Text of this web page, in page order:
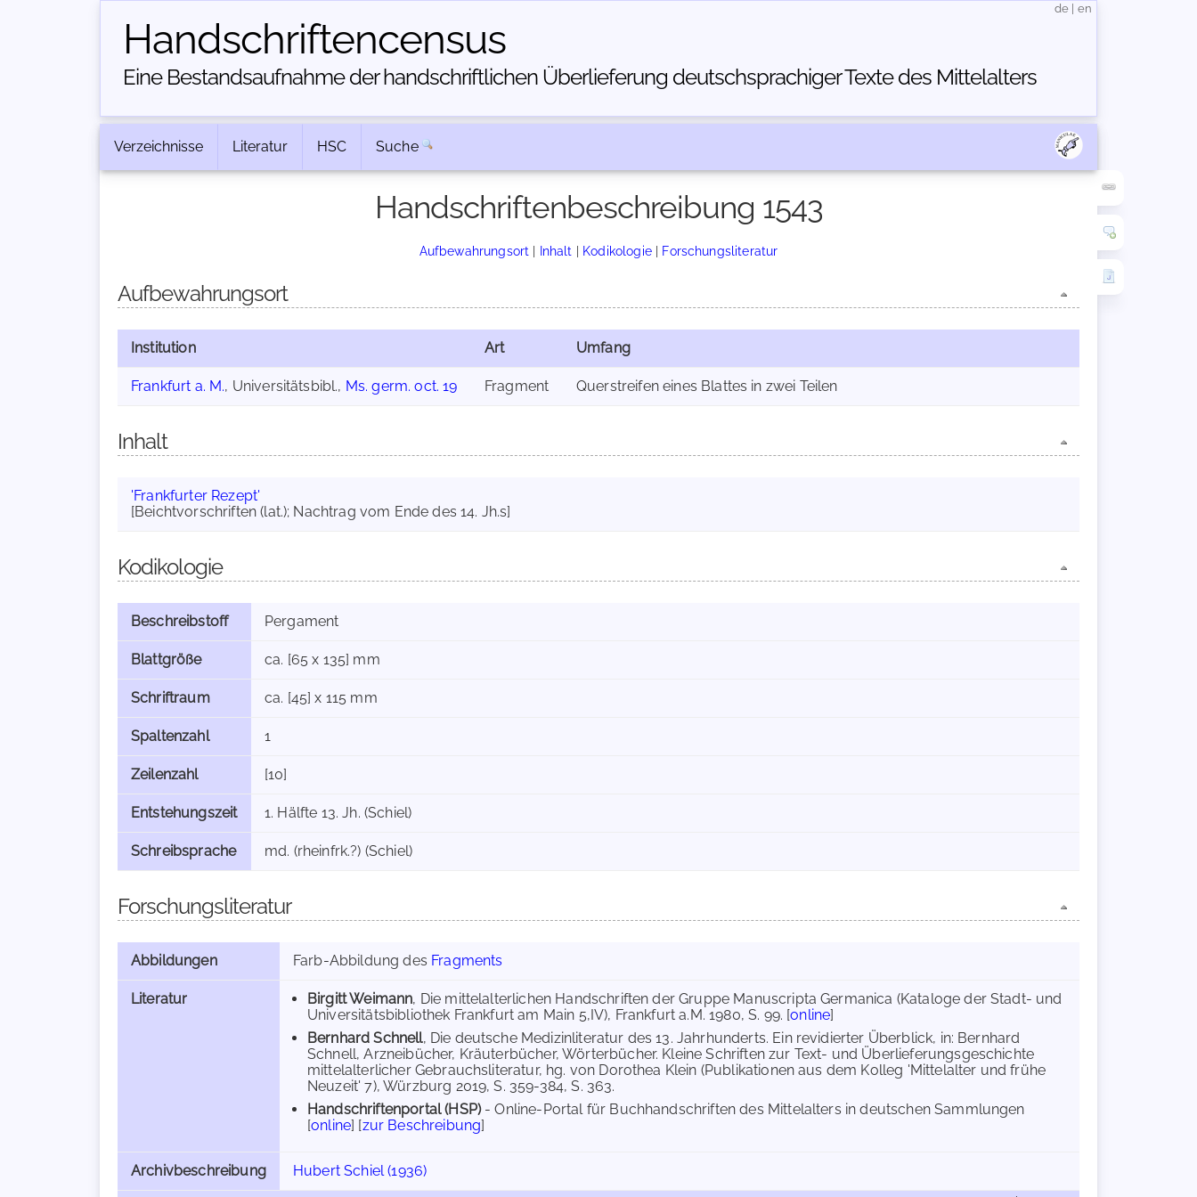
Handschriften­census
Eine Bestandsaufnahme der handschriftlichen Über­lieferung deutschsprachiger Texte des Mittelalters
de en
Verzeichnisse Literatur HSC Suche
Handschriftenbeschreibung 1543
Aufbewahrungsort | Inhalt | Kodikologie| Forschungsliteratur
Aufbewahrungsort
Institution Art Umfang
Frankfurt a. M., Universitätsbibl., Ms. germ. oct. 19 Fragment Querstreifen eines Blattes in zwei Teilen
Inhalt
'Frankfurter Rezept'
[Beichtvorschriften (lat.); Nachtrag vom Ende des 14. Jh.s]
Kodikologie
Beschreibstoff Pergament
Blattgröße ca. [65 x 135] mm
Schriftraum ca. [45] x 115 mm
Spaltenzahl 1
Zeilenzahl [10]
Entstehungszeit 1. Hälfte 13. Jh. (Schiel)
Schreibsprache md. (rheinfrk.?) (Schiel)
Forschungsliteratur
Abbildungen Farb-Abbildung des Fragments
Literatur Birgitt Weimann, Die mittelalterlichen Handschriften der Gruppe Manuscripta Germanica (Kataloge der Stadt- und
Universitätsbibliothek Frankfurt am Main 5,IV), Frankfurt a.M. 1980, S. 99. [online]
Bernhard Schnell, Die deutsche Medizinliteratur des 13. Jahrhunderts. Ein revidierter Überblick, in: Bernhard
Schnell, Arzneibücher, Kräuterbücher, Wörterbücher. Kleine Schriften zur Text- und Überlieferungsgeschichte
mittelalterlicher Gebrauchsliteratur, hg. von Dorothea Klein (Publikationen aus dem Kolleg 'Mittelalter und frühe
Neuzeit' 7), Würzburg 2019, S. 359-384, S. 363.
Handschriftenportal (HSP)- Online-Portal für Buchhandschriften des Mittelalters in deutschen Sammlungen
[online] [zur Beschreibung]
Archivbeschreibung Hubert Schiel (1936)